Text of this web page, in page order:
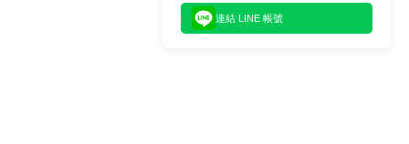
連結 LINE 帳號